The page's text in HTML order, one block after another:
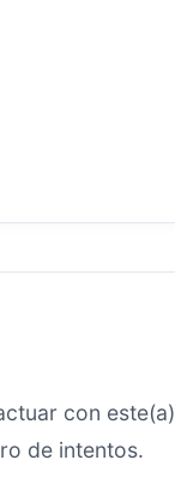
con este(a)
de intentos.